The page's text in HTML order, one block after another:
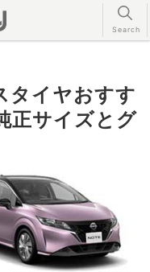
タイヤおすす
正サイズとグ